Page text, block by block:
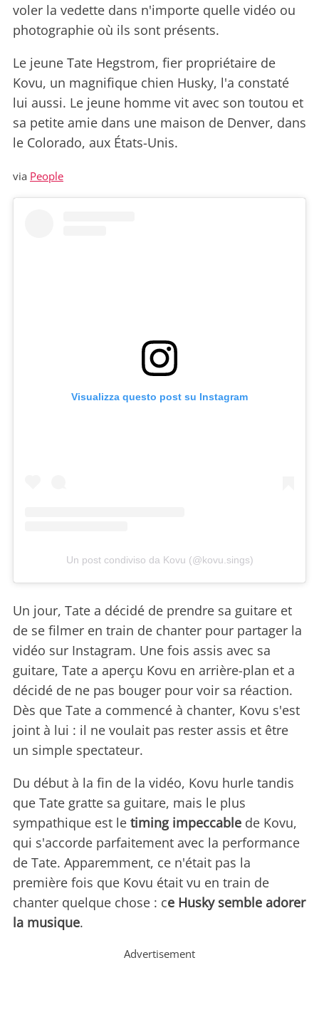
voler la vedette dans n'importe quelle vidéo ou
photographie où ils sont présents.
Le jeune Tate Hegstrom, fier propriétaire de
Kovu, un magnifique chien Husky, l'a constaté
lui aussi. Le jeune homme vit avec son toutou et
sa petite amie dans une maison de Denver, dans
le Colorado, aux États-Unis.
via People
Visualizza questo post su Instagram
Un post condiviso da Kovu (@kovu.sings)
Un jour, Tate a décidé de prendre sa guitare et
de se filmer en train de chanter pour partager la
vidéo sur Instagram. Une fois assis avec sa
guitare, Tate a aperçu Kovu en arrière-plan et a
décidé de ne pas bouger pour voir sa réaction.
Dès que Tate a commencé à chanter, Kovu s'est
joint à lui : il ne voulait pas rester assis et être
un simple spectateur.
Du début à la fin de la vidéo, Kovu hurle tandis
que Tate gratte sa guitare, mais le plus
sympathique est le timing impeccable de Kovu,
qui s'accorde parfaitement avec la performance
de Tate. Apparemment, ce n'était pas la
première fois que Kovu était vu en train de
chanter quelque chose : ce Husky semble adorer
la musique.
Advertisement